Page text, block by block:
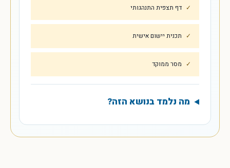
דף תצפית התנהגותי
תכנית יישום אישית
מסר ממוקד
מה נלמד בנושא הזה?